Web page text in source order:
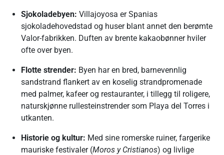
Sjokoladebyen: Villajoyosa er Spanias
sjokoladehovedstad og huser blant annet den berømte
Valor-fabrikken. Duften av brente kakaobønner hviler
ofte over byen.
Flotte strender: Byen har en bred, barnevennlig
sandstrand flankert av en koselig strandpromenade
med palmer, kafeer og restauranter, i tillegg til roligere,
naturskjønne rullesteinstrender som Playa del Torres i
utkanten.
Historie og kultur: Med sine romerske ruiner, fargerike
mauriske festivaler (Moros y Cristianos) og livlige